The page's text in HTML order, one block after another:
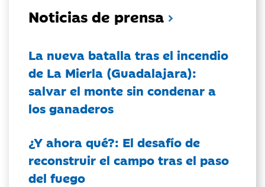
Noticias de prensa
La nueva batalla tras el incendio
de La Mierla (Guadalajara):
salvar el monte sin condenar a
los ganaderos
¿Y ahora qué?: El desafío de
reconstruir el campo tras el paso
del fuego